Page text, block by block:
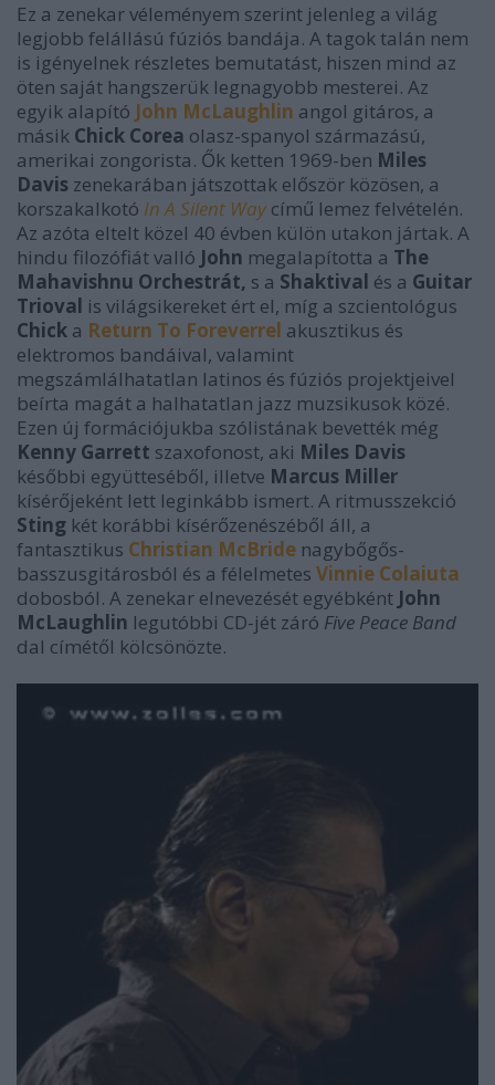
Ez a zenekar véleményem szerint jelenleg a világ
legjobb felállású fúziós bandája. A tagok talán nem
is igényelnek részletes bemutatást, hiszen mind az
öten saját hangszerük legnagyobb mesterei. Az
egyik alapító John McLaughlin angol gitáros, a
másik Chick Corea olasz-spanyol származású,
amerikai zongorista. Ők ketten 1969-ben Miles
Davis zenekarában játszottak először közösen, a
korszakalkotó In A Silent Waycímű lemez felvételén.
Az azóta eltelt közel 40 évben külön utakon jártak. A
hindu filozófiát valló John megalapította a The
Mahavishnu Orchestrát, s a Shaktival és a Guitar
Trioval is világsikereket ért el, míg a szcientológus
Chick a Return To Foreverrel akusztikus és
elektromos bandáival, valamint
megszámlálhatatlan latinos és fúziós projektjeivel
beírta magát a halhatatlan jazz muzsikusok közé.
Ezen új formációjukba szólistának bevették még
Kenny Garrett szaxofonost, aki Miles Davis
későbbi együtteséből, illetve Marcus Miller
kísérőjeként lett leginkább ismert. A ritmusszekció
Sting két korábbi kísérőzenészéből áll, a
fantasztikus Christian McBride nagybőgős-
basszusgitárosból és a félelmetes Vinnie Colaiuta
dobosból. A zenekar elnevezését egyébként John
McLaughlin legutóbbi CD-jét záró Five Peace Band
dal címétől kölcsönözte.